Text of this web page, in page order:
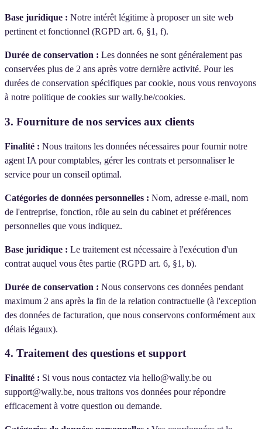
Base juridique : Notre intérêt légitime à proposer un site web
pertinent et fonctionnel (RGPD art. 6, §1, f).
Durée de conservation : Les données ne sont généralement pas
conservées plus de 2 ans après votre dernière activité. Pour les
durées de conservation spécifiques par cookie, nous vous renvoyons
à notre politique de cookies sur wally.be/cookies.
3. Fourniture de nos services aux clients
Finalité : Nous traitons les données nécessaires pour fournir notre
agent IA pour comptables, gérer les contrats et personnaliser le
service pour un conseil optimal.
Catégories de données personnelles : Nom, adresse e-mail, nom
de l'entreprise, fonction, rôle au sein du cabinet et préférences
personnelles que vous indiquez.
Base juridique : Le traitement est nécessaire à l'exécution d'un
contrat auquel vous êtes partie (RGPD art. 6, §1, b).
Durée de conservation : Nous conservons ces données pendant
maximum 2 ans après la fin de la relation contractuelle (à l'exception
des données de facturation, que nous conservons conformément aux
délais légaux).
4. Traitement des questions et support
Finalité : Si vous nous contactez via hello@wally.be ou
support@wally.be, nous traitons vos données pour répondre
efficacement à votre question ou demande.